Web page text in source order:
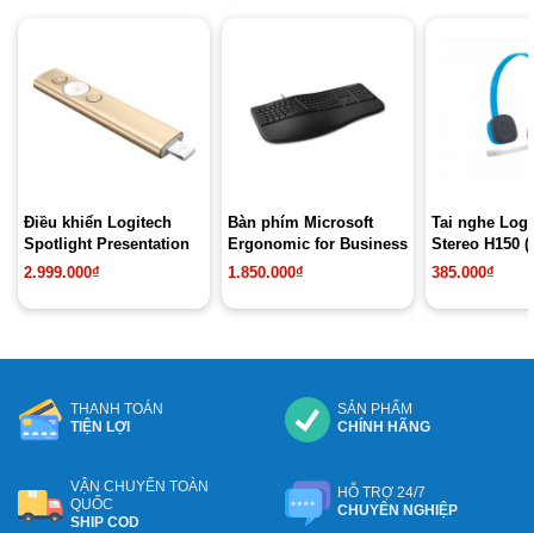
Điều khiển Logitech
Spotlight Presentation
2.999.000₫
Bàn phím Microsoft
Ergonomic for Business
1.850.000₫
Tai nghe
Stereo H150
385.000₫
THANH TOÁN
TIỆN LỢI
SẢN PHẨM
CHÍNH HÃNG
VẬN CHUYỂN TOÀN
QUỐC
SHIP COD
HỖ TRỢ 24/7
CHUYÊN NGHIỆP